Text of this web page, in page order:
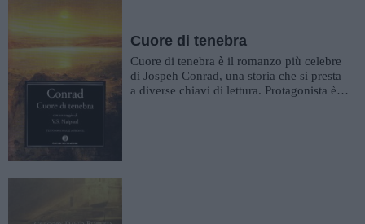
Cuore di tenebra
Cuore di tenebra è il romanzo più celebre
di Jospeh Conrad, una storia che si presta
a diverse chiavi di lettura. Protagonista è